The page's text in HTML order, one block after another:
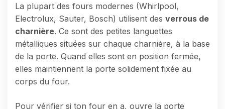
La plupart des fours modernes (Whirlpool,
Electrolux, Sauter, Bosch) utilisent des verrous de
charnière. Ce sont des petites languettes
métalliques situées sur chaque charnière, à la base
de la porte. Quand elles sont en position fermée,
elles maintiennent la porte solidement fixée au
corps du four.
Pour vérifier si ton four en a, ouvre la porte